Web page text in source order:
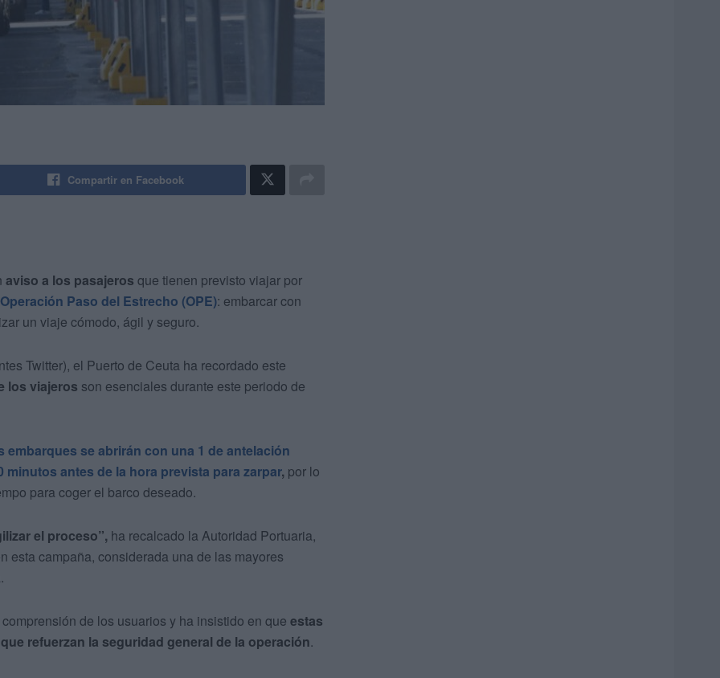
Compartir en Facebook
aviso a los pasajeros que tienen previsto viajar por
Operación Paso del Estrecho (OPE): embarcar con
un viaje cómodo, ágil y seguro.
Twitter), el Puerto de Ceuta ha recordado este
los viajeros son esenciales durante este periodo de
embarques se abrirán con una 1 de antelación
antes de la hora prevista para zarpar, por lo
para coger el barco deseado.
el proceso”, ha recalcado la Autoridad Portuaria,
esta campaña, considerada una de las mayores
de los usuarios y ha insistido en que estas
refuerzan la seguridad general de la operación.